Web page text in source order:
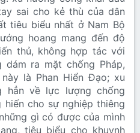
sai cho kẻ thù của dân
tiêu biểu nhất ở Nam Bộ
hoang mang đến độ
thủ, không hợp tác với
dám ra mặt chống Pháp,
là Phan Hiển Đạo; xu
hẳn về lực lượng chống
hiến cho sự nghiệp thiêng
gì có được của mình
tiêu biểu cho khuynh